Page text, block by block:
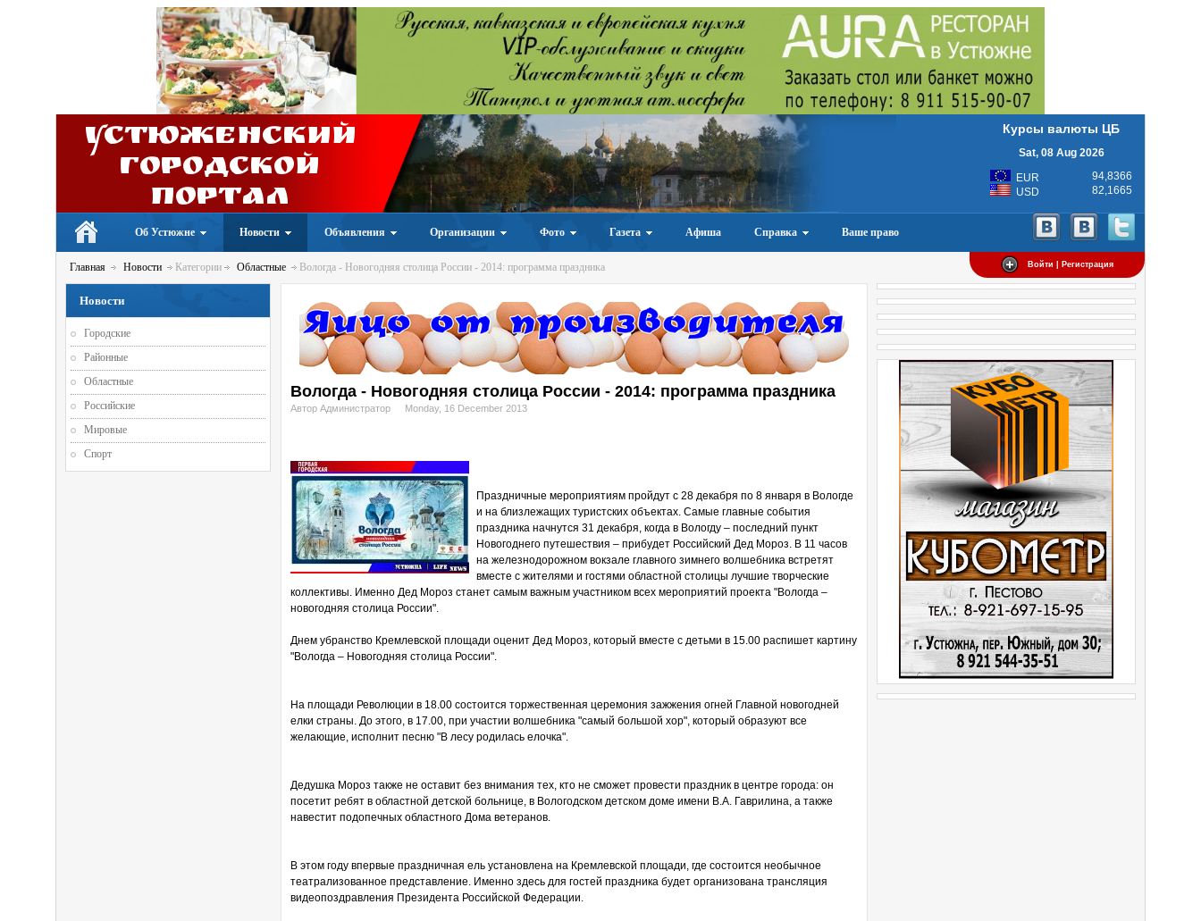
Устюженский
Городской
портал
Курсы валюты ЦБ
Sat, 08 Aug 2026
EUR
94,8366
USD
82,1665
Об Устюжне Новости Объявления Организации Фото Газета Афиша Справка Ваше право
Войти | Регистрация
Главная Новости Категории Областные Вологда - Новогодняя столица России - 2014: программа праздника
Вологда - Новогодняя столица России - 2014: программа праздника
Автор Администратор Monday, 16 December 2013
Праздничные мероприятиям пройдут с 28 декабря по 8 января в Вологде
и на близлежащих туристских объектах. Самые главные события
праздника начнутся 31 декабря, когда в Вологду – последний пункт
Новогоднего путешествия – прибудет Российский Дед Мороз. В 11 часов
на железнодорожном вокзале главного зимнего волшебника встретят
вместе с жителями и гостями областной столицы лучшие творческие
коллективы. Именно Дед Мороз станет самым важным участником всех мероприятий проекта "Вологда –
новогодняя столица России".
Днем убранство Кремлевской площади оценит Дед Мороз, который вместе с детьми в 15.00 распишет картину
"Вологда – Новогодняя столица России".
На площади Революции в 18.00 состоится торжественная церемония зажжения огней Главной новогодней
елки страны. До этого, в 17.00, при участии волшебника "самый большой хор", который образуют все
желающие, исполнит песню "В лесу родилась елочка".
Дедушка Мороз также не оставит без внимания тех, кто не сможет провести праздник в центре города: он
посетит ребят в областной детской больнице, в Вологодском детском доме имени В.А. Гаврилина, а также
навестит подопечных областного Дома ветеранов.
В этом году впервые праздничная ель установлена на Кремлевской площади, где состоится необычное
театрализованное представление. Именно здесь для гостей праздника будет организована трансляция
видеопоздравления Президента Российской Федерации.
Новости
Городские
Районные
Областные
Российские
Мировые
Спорт